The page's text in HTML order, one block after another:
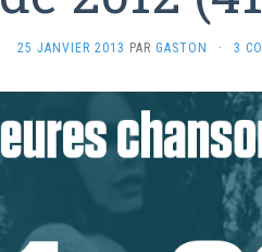
25 JANVIER 2013 PAR GASTON · 3